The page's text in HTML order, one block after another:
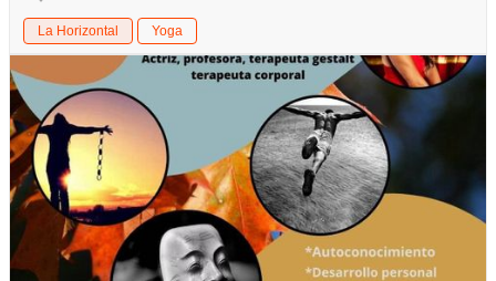
La Horizontal Yoga